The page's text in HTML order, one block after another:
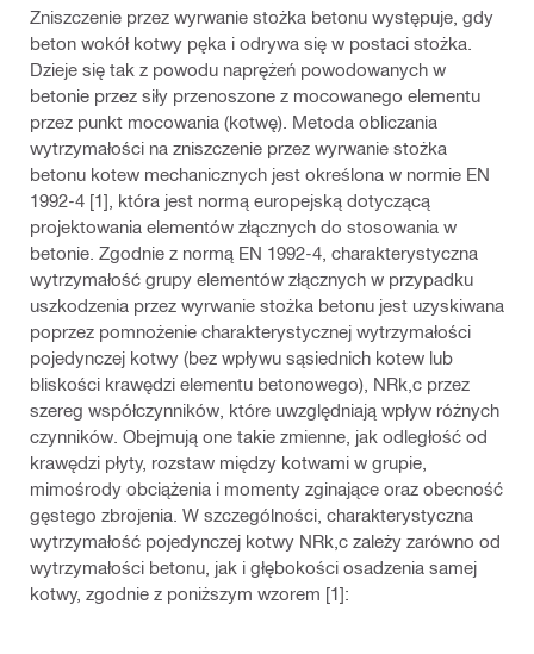
Zniszczenie przez wyrwanie stożka betonu występuje, gdy
beton wokół kotwy pęka i odrywa się w postaci stożka.
Dzieje się tak z powodu naprężeń powodowanych w
betonie przez siły przenoszone z mocowanego elementu
przez punkt mocowania (kotwę). Metoda obliczania
wytrzymałości na zniszczenie przez wyrwanie stożka
betonu kotew mechanicznych jest określona w normie EN
1992-4 [1], która jest normą europejską dotyczącą
projektowania elementów złącznych do stosowania w
betonie. Zgodnie z normą EN 1992-4, charakterystyczna
wytrzymałość grupy elementów złącznych w przypadku
uszkodzenia przez wyrwanie stożka betonu jest uzyskiwana
poprzez pomnożenie charakterystycznej wytrzymałości
pojedynczej kotwy (bez wpływu sąsiednich kotew lub
bliskości krawędzi elementu betonowego), NRk,c przez
szereg współczynników, które uwzględniają wpływ różnych
czynników. Obejmują one takie zmienne, jak odległość od
krawędzi płyty, rozstaw między kotwami w grupie,
mimośrody obciążenia i momenty zginające oraz obecność
gęstego zbrojenia. W szczególności, charakterystyczna
wytrzymałość pojedynczej kotwy NRk,c zależy zarówno od
wytrzymałości betonu, jak i głębokości osadzenia samej
kotwy, zgodnie z poniższym wzorem [1]: